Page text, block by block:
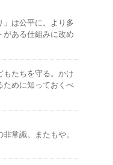
」は公平に。より多
がある仕組みに改め
もたちを守る。かけ
ために知っておくべ
常識。またもや。